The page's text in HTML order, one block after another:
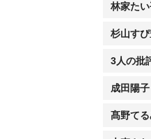
林家た
杉山す
3人の批
成田陽
髙野てる